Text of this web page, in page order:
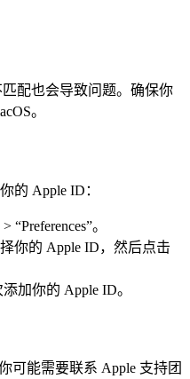
匹配也会导致问题。确保你
。
的 Apple ID：
“Preferences”。
你的 Apple ID，然后点击
加你的 Apple ID。
可能需要联系 Apple 支持团